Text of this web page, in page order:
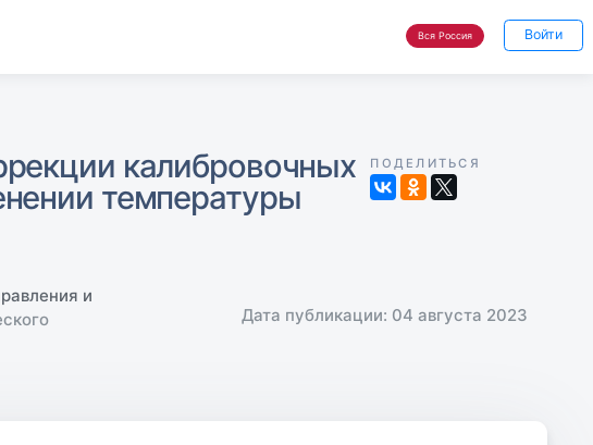
Вся Россия Войти
калибровочных
температуры
ПОДЕЛИТЬСЯ
и
Дата публикации: 04 августа 2023